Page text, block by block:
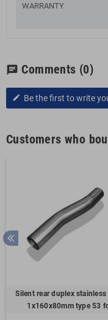
WARRANTY
chat Comments (0)
edit Be the first to write
Customers who
Silent rear duplex stainless
1x160x80mm type 53